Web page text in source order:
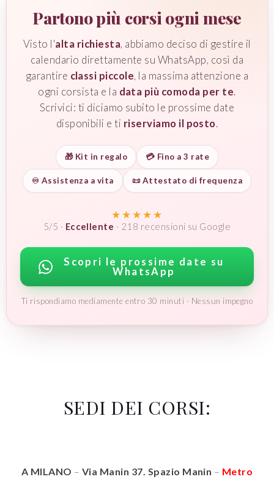
Partono più corsi ogni mese
Visto l'alta richiesta, abbiamo deciso di gestire il
calendario direttamente su WhatsApp, così da
garantire classi piccole, la massima attenzione a
ogni corsista e la data più comoda per te.
Scrivici: ti diciamo subito le prossime date
disponibili e ti riserviamo il posto.
🎁 Kit in regalo 💳 Fino a 3 rate
♾️ Assistenza a vita 📜 Attestato di frequenza
★★★★★
5/5 · Eccellente · 218 recensioni su Google
Scopri le prossime date su
WhatsApp
Ti rispondiamo mediamente entro 30 minuti · Nessun impegno
SEDI DEI CORSI:
A MILANO – Via Manin 37. Spazio Manin – Metro